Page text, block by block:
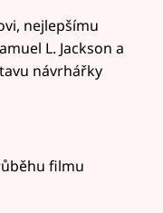
nejlepšímu
L. Jackson a
návrhářky
filmu